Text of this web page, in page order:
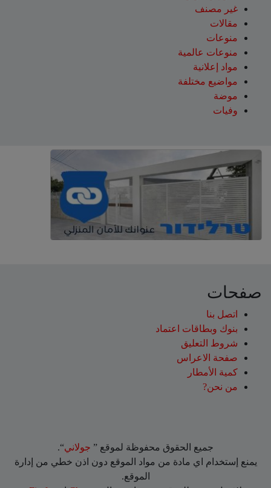
غير مصنف
مقالات
منوعات
منوعات عالمية
مواد إعلانية
مواضيع مختلفة
موضة
وفيات
صفحات
اتصل بنا
بنوك وبطاقات اعتماد
شروط التعليق‎
صفحة الاعراس
كمية الأمطار
من نحن?
جميع الحقوق محفوظة لموقع ” جولاني“.
يمنع إستخدام اي مادة من مواد الموقع دون اذن خطي من إدارة
الموقع.